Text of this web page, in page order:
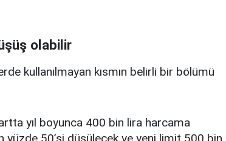
olabilir
kullanılmayan kısmın belirli bir bölümü
yıl boyunca 400 bin lira harcama
yüzde 50’si düşülecek ve yeni limit 500 bin